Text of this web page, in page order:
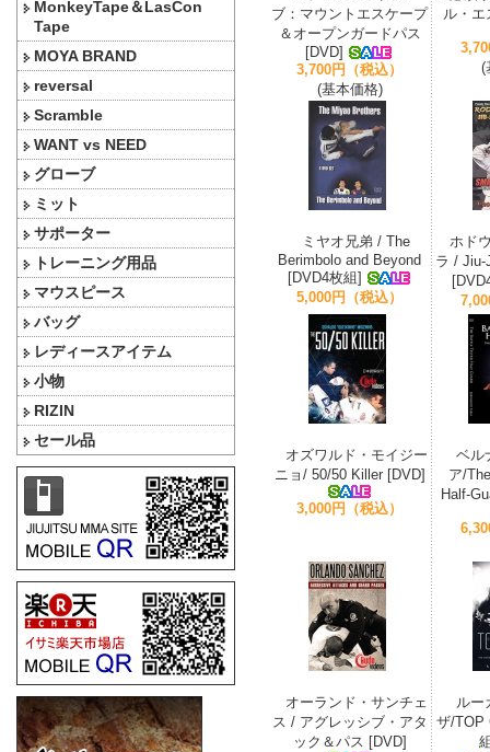
MonkeyTape＆LasCon
Tape
MOYA BRAND
reversal
Scramble
WANT vs NEED
グローブ
ミット
サポーター
トレーニング用品
マウスピース
バッグ
レディースアイテム
小物
RIZIN
セール品
ブ：マウントエスケープ
＆オープンガードパス
[DVD]
3,700円（税込）
(基本価格)
ル・エ
(
ミヤオ兄弟 / The
Berimbolo and Beyond
[DVD4枚組]
5,000円（税込）
ホド
ラ / Jiu-
オズワルド・モイジー
ニョ/ 50/50 Killer [DVD]
3,000円（税込）
ベル
ア/
Half-
オーランド・サンチェ
ス / アグレッシブ・アタ
ック＆パス [DVD]
ルー
ザ/TOP